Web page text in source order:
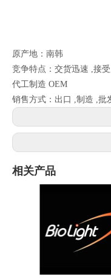
原产地：南韩
竞争特点：交货迅速 ,接
代工制造 OEM
销售方式：出口 ,制造 ,批
相关产品